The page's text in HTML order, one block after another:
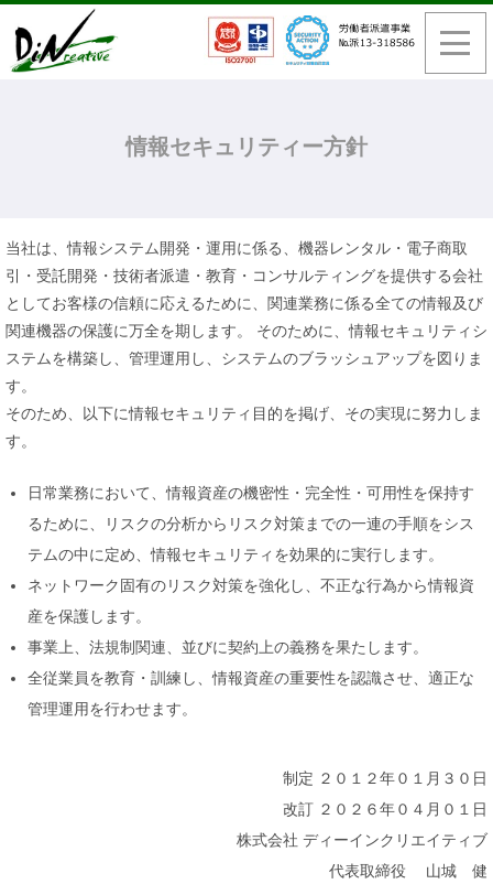
情報セキュリティー方針
当社は、情報システム開発・運用に係る、機器レンタル・電子商取
引・受託開発・技術者派遣・教育・コンサルティングを提供する会社
としてお客様の信頼に応えるために、関連業務に係る全ての情報及び
関連機器の保護に万全を期します。 そのために、情報セキュリティシ
ステムを構築し、管理運用し、システムのブラッシュアップを図りま
す。
そのため、以下に情報セキュリティ目的を掲げ、その実現に努力しま
す。
日常業務において、情報資産の機密性・完全性・可用性を保持す
るために、リスクの分析からリスク対策までの一連の手順をシス
テムの中に定め、情報セキュリティを効果的に実行します。
ネットワーク固有のリスク対策を強化し、不正な行為から情報資
産を保護します。
事業上、法規制関連、並びに契約上の義務を果たします。
全従業員を教育・訓練し、情報資産の重要性を認識させ、適正な
管理運用を行わせます。
制定 ２０１２年０１月３０日
改訂 ２０２６年０４月０１日
株式会社 ディーインクリエイティブ
代表取締役 山城 健